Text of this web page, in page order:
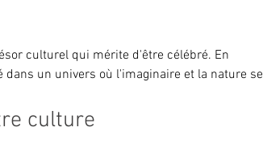
culturel qui mérite d'être célébré. En
un univers où l'imaginaire et la nature se
culture